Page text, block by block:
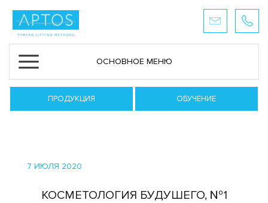
ОСНОВНОЕ МЕНЮ
ПРОДУКЦИЯ ОБУЧЕНИЕ
7 ИЮЛЯ 2020
КОСМЕТОЛОГИЯ БУДУШЕГО, №1